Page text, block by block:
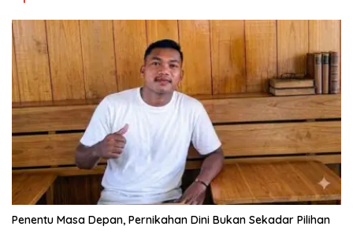
Penentu Masa Depan, Pernikahan Dini Bukan Sekadar Pilihan